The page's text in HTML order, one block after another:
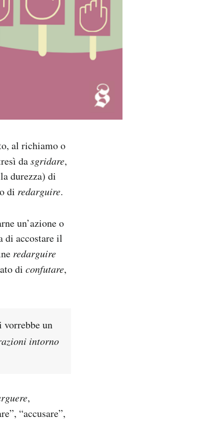
al richiamo o
dasgridare,
durezza) di
di redarguire.
un’azione o
di accostare il
redarguire
di confutare,
un
intorno
,
“accusare”,